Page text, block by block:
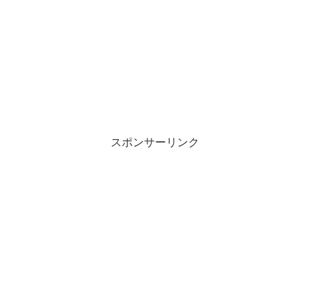
スポンサーリンク